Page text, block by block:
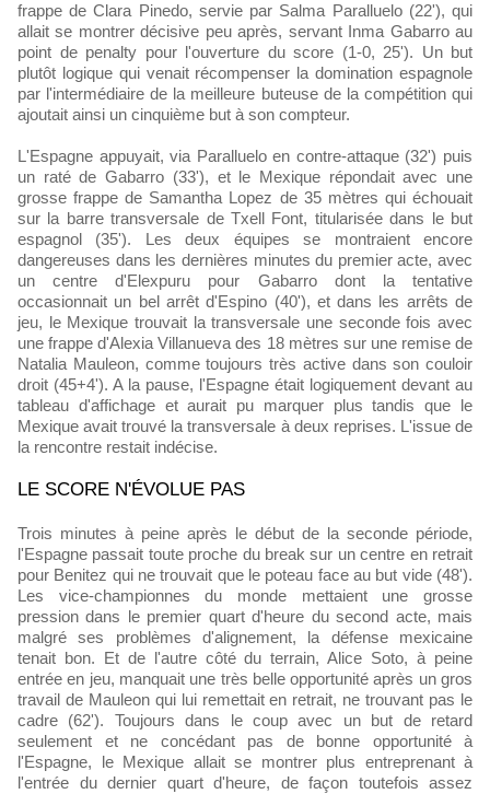
frappe de Clara Pinedo, servie par Salma Paralluelo (22'), qui
allait se montrer décisive peu après, servant Inma Gabarro au
point de penalty pour l'ouverture du score (1-0, 25'). Un but
plutôt logique qui venait récompenser la domination espagnole
par l'intermédiaire de la meilleure buteuse de la compétition qui
ajoutait ainsi un cinquième but à son compteur.
L'Espagne appuyait, via Paralluelo en contre-attaque (32') puis
un raté de Gabarro (33'), et le Mexique répondait avec une
grosse frappe de Samantha Lopez de 35 mètres qui échouait
sur la barre transversale de Txell Font, titularisée dans le but
espagnol (35'). Les deux équipes se montraient encore
dangereuses dans les dernières minutes du premier acte, avec
un centre d'Elexpuru pour Gabarro dont la tentative
occasionnait un bel arrêt d'Espino (40'), et dans les arrêts de
jeu, le Mexique trouvait la transversale une seconde fois avec
une frappe d'Alexia Villanueva des 18 mètres sur une remise de
Natalia Mauleon, comme toujours très active dans son couloir
droit (45+4'). A la pause, l'Espagne était logiquement devant au
tableau d'affichage et aurait pu marquer plus tandis que le
Mexique avait trouvé la transversale à deux reprises. L'issue de
la rencontre restait indécise.
LE SCORE N'ÉVOLUE PAS
Trois minutes à peine après le début de la seconde période,
l'Espagne passait toute proche du break sur un centre en retrait
pour Benitez qui ne trouvait que le poteau face au but vide (48').
Les vice-championnes du monde mettaient une grosse
pression dans le premier quart d'heure du second acte, mais
malgré ses problèmes d'alignement, la défense mexicaine
tenait bon. Et de l'autre côté du terrain, Alice Soto, à peine
entrée en jeu, manquait une très belle opportunité après un gros
travail de Mauleon qui lui remettait en retrait, ne trouvant pas le
cadre (62'). Toujours dans le coup avec un but de retard
seulement et ne concédant pas de bonne opportunité à
l'Espagne, le Mexique allait se montrer plus entreprenant à
l'entrée du dernier quart d'heure, de façon toutefois assez